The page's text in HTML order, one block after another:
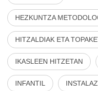
HEZKUNTZA
HITZALDIAK ETA
IKASLEEN HITZETAN
INFANTIL